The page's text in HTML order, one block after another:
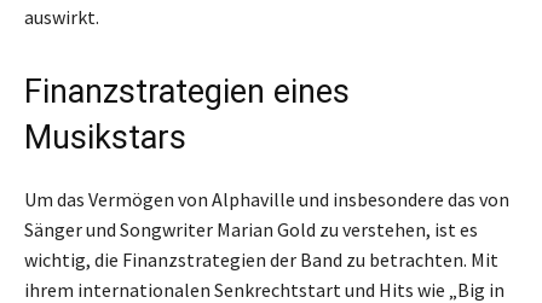
auswirkt.
Finanzstrategien eines
Musikstars
Um das Vermögen von Alphaville und insbesondere das von
Sänger und Songwriter Marian Gold zu verstehen, ist es
wichtig, die Finanzstrategien der Band zu betrachten. Mit
ihrem internationalen Senkrechtstart und Hits wie „Big in